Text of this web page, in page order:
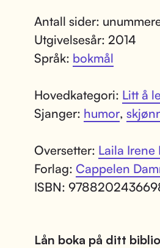
Antall sider:
Utgivelsesår: 2014
Språk: bokmål
Hovedkategori: Litt å
Sjanger: humor,
Oversetter: Laila Irene
Forlag: Cappelen
ISBN:
Lån boka på ditt